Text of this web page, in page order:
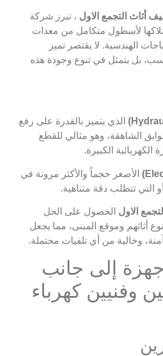
أثاث التجمع الاول ، تبرز شركة
لأسطول متكامل من معدات
الهندسية. لا يقتصر تميز
بل يتمثل في تنوع وجودة هذه
الذي يتميز بالقدرة على رفع
الشاهقة، وهو مثالي للقطع
الكهربائية الكبيرة.
الأصغر حجماً والأكثر مرونة في
التي تتطلب دقة متناهية.
التجمع الاول الحصول على الحل
أثاثهم وموقع المبنى، مما يجعل
وخالية من أي تلفيات محتملة.
إلى جانب
وفنيين كهرباء